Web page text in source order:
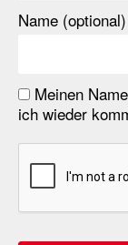
Name (optional)
Meinen
ich wieder